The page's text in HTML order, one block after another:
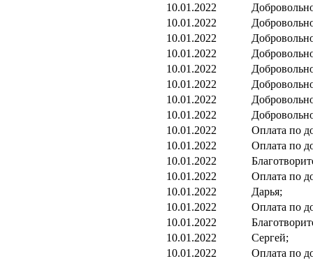
10.01.2022
10.01.2022
10.01.2022
10.01.2022
10.01.2022
10.01.2022
10.01.2022
10.01.2022
10.01.2022
Оплата по
10.01.2022
Оплата по
10.01.2022
10.01.2022
Оплата по
10.01.2022
Дарья;
10.01.2022
Оплата по
10.01.2022
10.01.2022
Сергей;
10.01.2022
Оплата по